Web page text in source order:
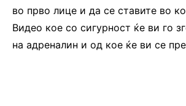
во прво лице и да се ставите во
Видео кое со сигурност ќе ви го
на адреналин и од кое ќе ви се